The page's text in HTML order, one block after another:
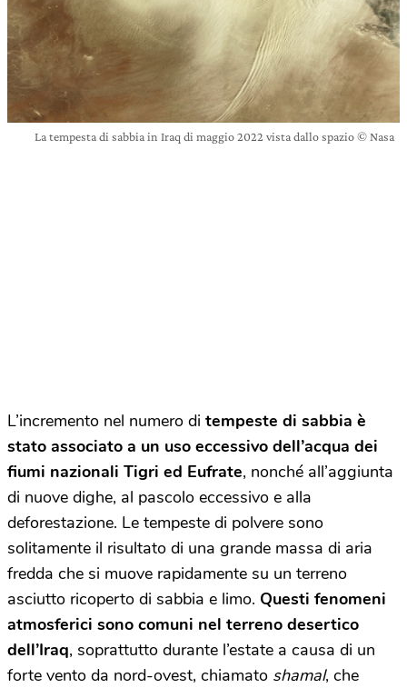
La tempesta di sabbia in Iraq di maggio 2022 vista dallo spazio © Nasa
L’incremento nel numero di tempeste di sabbia è
stato associato a un uso eccessivo dell’acqua dei
fiumi nazionali Tigri ed Eufrate, nonché all’aggiunta
di nuove dighe, al pascolo eccessivo e alla
deforestazione. Le tempeste di polvere sono
solitamente il risultato di una grande massa di aria
fredda che si muove rapidamente su un terreno
asciutto ricoperto di sabbia e limo. Questi fenomeni
atmosferici sono comuni nel terreno desertico
dell’Iraq, soprattutto durante l’estate a causa di un
forte vento da nord-ovest, chiamato shamal, che